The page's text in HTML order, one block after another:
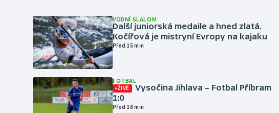
VODNÍ SLALOM
Další juniorská medaile a hned zlatá.
Kočířová je mistryní Evropy na kajaku
Před 15 min
FOTBAL
ŽIVĚ
Vysočina Jihlava – Fotbal Příbram
1:0
Před 18 min